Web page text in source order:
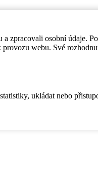
zpracovali osobní údaje.
provozu webu. Své
ukládat nebo